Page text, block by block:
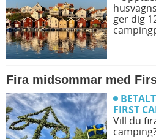
ger dig
en karta.
Fira midsommar med
FIRST
Vill du